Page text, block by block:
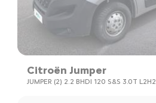
Citroën Jumper
JUMPER (2) 2.2 BHDI 120 S&S 3.0T L2H2